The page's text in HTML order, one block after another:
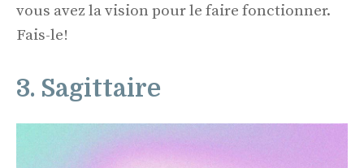
vous avez la vision pour le faire fonctionner.
Fais-le!
3. Sagittaire